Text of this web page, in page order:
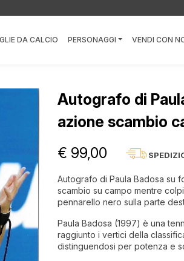
DA CALCIO PERSONAGGI VENDI CON
Autografo di
azione scambio
€ 99,00
Autografo di Paula Badosa su
scambio su campo mentre
pennarello nero sulla parte
Paula Badosa (1997) è una
raggiunto i vertici della
distinguendosi per potenza e